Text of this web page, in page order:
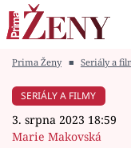
Módní alarm
Prima Ženy ■ Seriály a
SERIÁLY A FILMY
3. srpna 2023 18:59
Marie Makovská